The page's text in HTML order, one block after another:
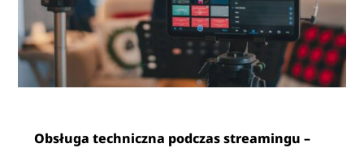
Obsługa techniczna podczas streamingu –